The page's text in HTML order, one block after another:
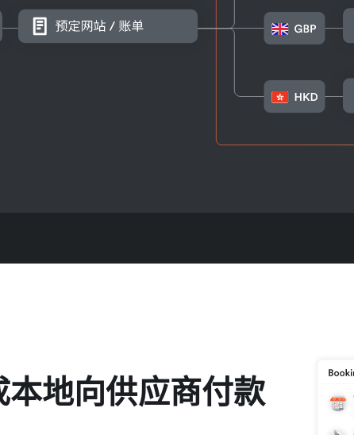
本地向供应商付款